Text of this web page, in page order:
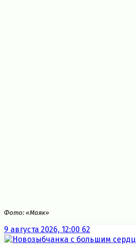
Фото: «Маяк»
9 августа 2026, 12:00 62